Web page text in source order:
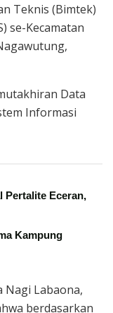
Teknis (Bimtek)
se-Kecamatan
Data
Informasi
Pertalite Eceran,
Kampung
Nagi Labaona,
berdasarkan